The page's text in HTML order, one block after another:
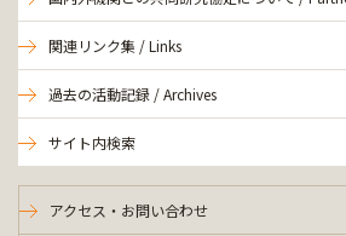
関連リンク集 / Links
過去の活動記録 / Archives
サイト内検索
アクセス・お問い合わせ